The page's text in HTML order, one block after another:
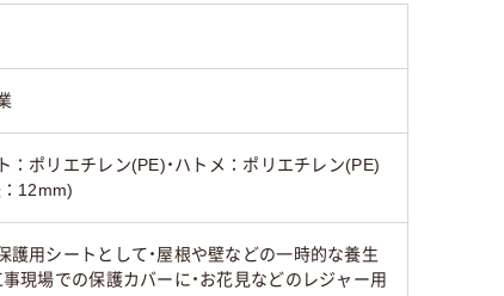
：ポリエチレン(PE)・ハトメ：ポリエチレン(PE)
12mm)
護用シートとして・屋根や壁などの一時的な養生
事現場での保護カバーに・お花見などのレジャー用